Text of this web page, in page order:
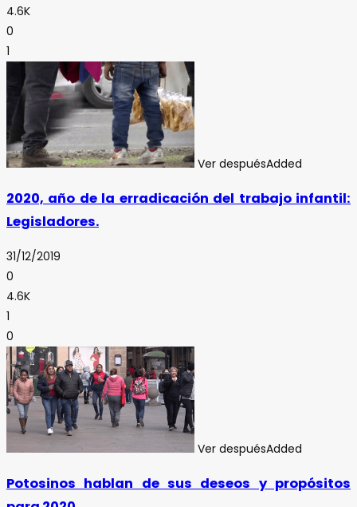
4.6K
0
1
Ver despuésAdded
2020, año de la erradicación del trabajo infantil:
Legisladores.
31/12/2019
0
4.6K
1
0
Ver despuésAdded
Potosinos hablan de sus deseos y propósitos